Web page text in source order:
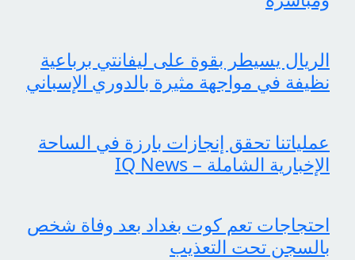
الريال يسيطر بقوة على ليفانتي برباعية
نظيفة في مواجهة مثيرة بالدوري الإسباني
عملياتنا تحقق إنجازات بارزة في الساحة
الإخبارية الشاملة – IQ News
احتجاجات تعم كوت بغداد بعد وفاة شخص
بالسجن تحت التعذيب